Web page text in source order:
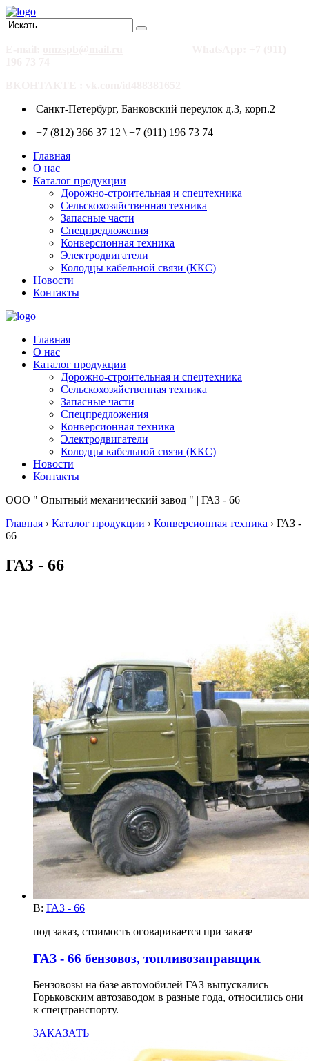
Санкт-Петербург, Банковский переулок д.3, корп.2
+7 (812) 366 37 12 \ +7 (911) 196 73 74
Главная
О нас
Каталог продукции
Дорожно-строительная и спецтехника
Сельскохозяйственная техника
Запасные части
Спецпредложения
Конверсионная техника
Электродвигатели
Колодцы кабельной связи (ККС)
Новости
Контакты
Главная
О нас
Каталог продукции
Дорожно-строительная и спецтехника
Сельскохозяйственная техника
Запасные части
Спецпредложения
Конверсионная техника
Электродвигатели
Колодцы кабельной связи (ККС)
Новости
Контакты
ООО " Опытный механический завод " | ГАЗ - 66
Главная › Каталог продукции › Конверсионная техника › ГАЗ -
66
ГАЗ - 66
В: ГАЗ - 66
под заказ, стоимость оговаривается при заказе
ГАЗ - 66 бензовоз, топливозаправщик
Бензовозы на базе автомобилей ГАЗ выпускались
Горьковским автозаводом в разные года, относились они
к спецтранспорту.
ЗАКАЗАТЬ